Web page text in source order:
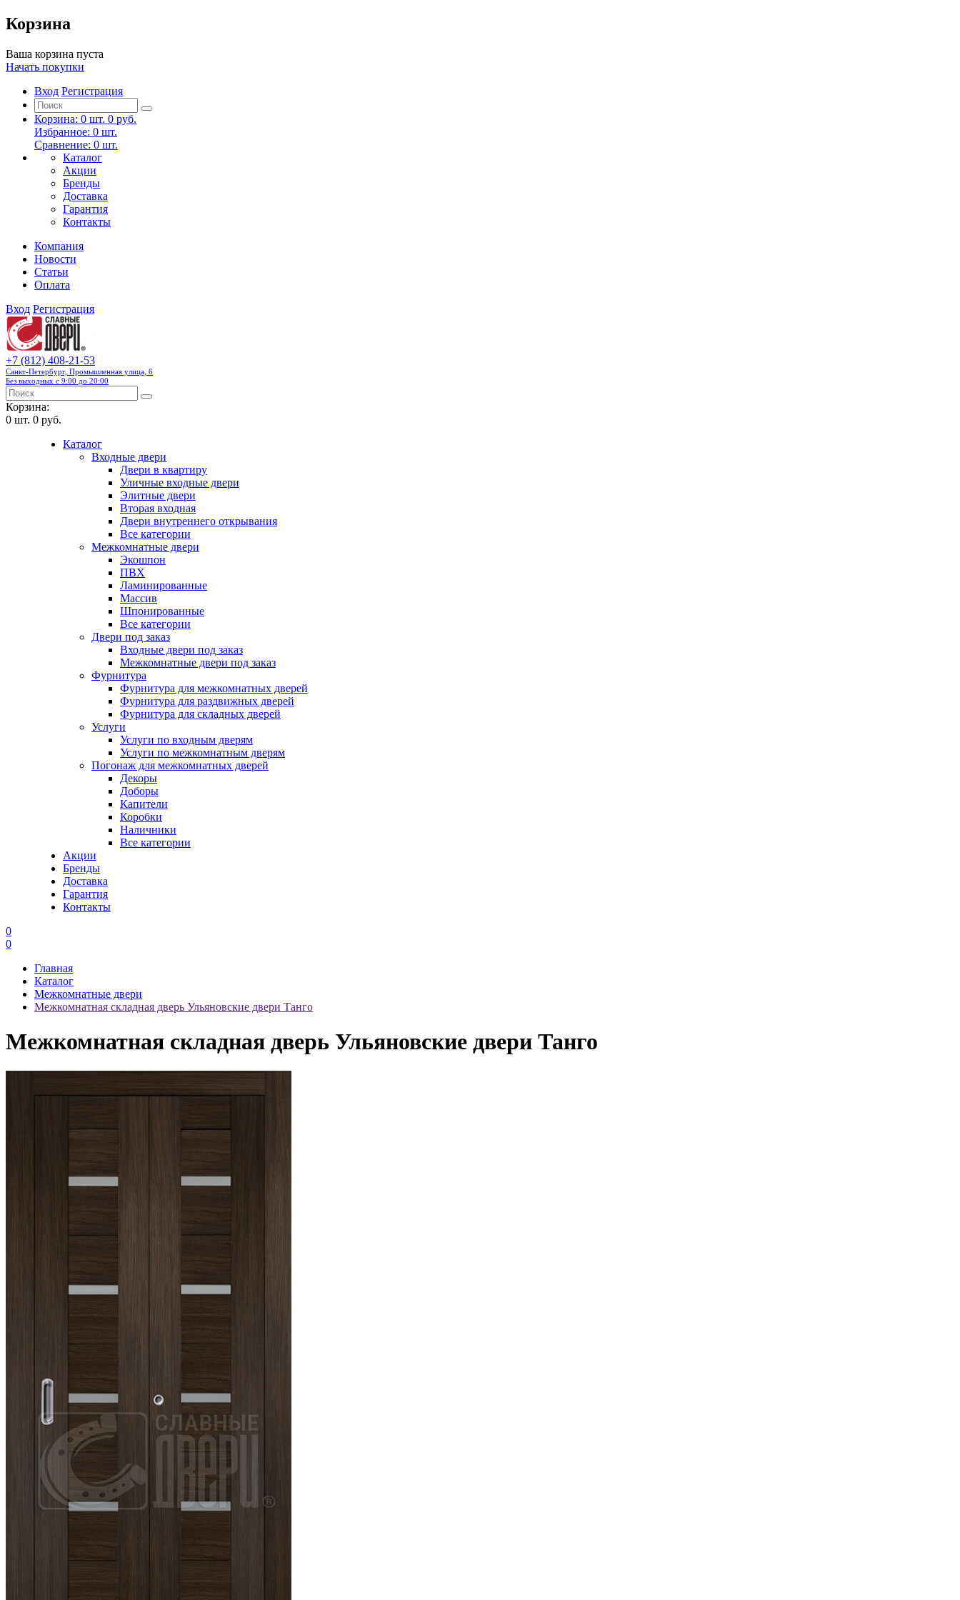
Корзина
Ваша корзина пуста
Начать покупки
Вход Регистрация
Корзина: 0 шт. 0 руб.
Избранное: 0 шт.
Сравнение: 0 шт.
Каталог
Акции
Бренды
Доставка
Гарантия
Контакты
Компания
Новости
Статьи
Оплата
Вход Регистрация
+7 (812) 408-21-53
Санкт-Петербург, Промышленная улица, 6
Без выходных с 9:00 до 20:00
Корзина:
0 шт. 0 руб.
Каталог
Входные двери
Двери в квартиру
Уличные входные двери
Элитные двери
Вторая входная
Двери внутреннего открывания
Все категории
Межкомнатные двери
Экошпон
ПВХ
Ламинированные
Массив
Шпонированные
Все категории
Двери под заказ
Входные двери под заказ
Межкомнатные двери под заказ
Фурнитура
Фурнитура для межкомнатных дверей
Фурнитура для раздвижных дверей
Фурнитура для складных дверей
Услуги
Услуги по входным дверям
Услуги по межкомнатным дверям
Погонаж для межкомнатных дверей
Декоры
Доборы
Капители
Коробки
Наличники
Все категории
Акции
Бренды
Доставка
Гарантия
Контакты
0
0
Главная
Каталог
Межкомнатные двери
Межкомнатная складная дверь Ульяновские двери Танго
Межкомнатная складная дверь Ульяновские двери Танго